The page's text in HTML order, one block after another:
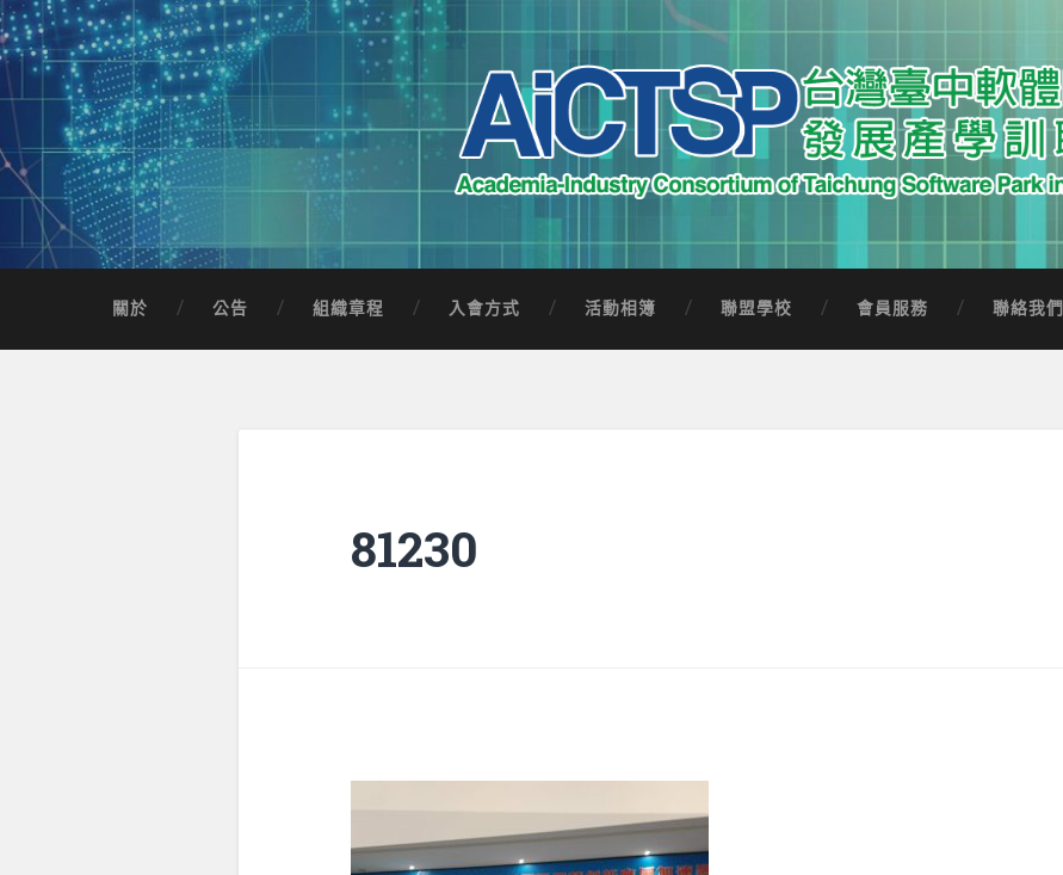
Skip
to
content
Search
AICTSP 台灣臺中軟體園區發展產學訓聯盟
Academia-Industry Consortium of Taichung Software Park in Taiwan
關於 公告 組織章程 入會方式 活動相簿 聯盟學校 會員服務 聯絡我們
81230